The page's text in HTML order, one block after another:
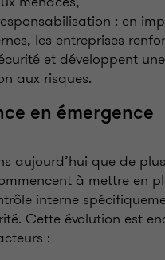
: en
les entreprises
et développent
aux risques.
en émergence
aujourd’hui que de
à mettre en
interne
Cette évolution est
: